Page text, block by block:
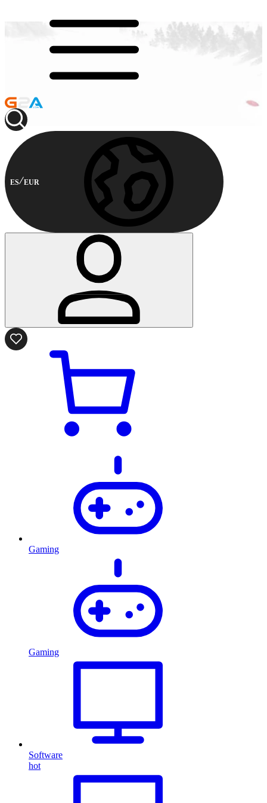
ES EUR
Gaming
Gaming
Software
hot